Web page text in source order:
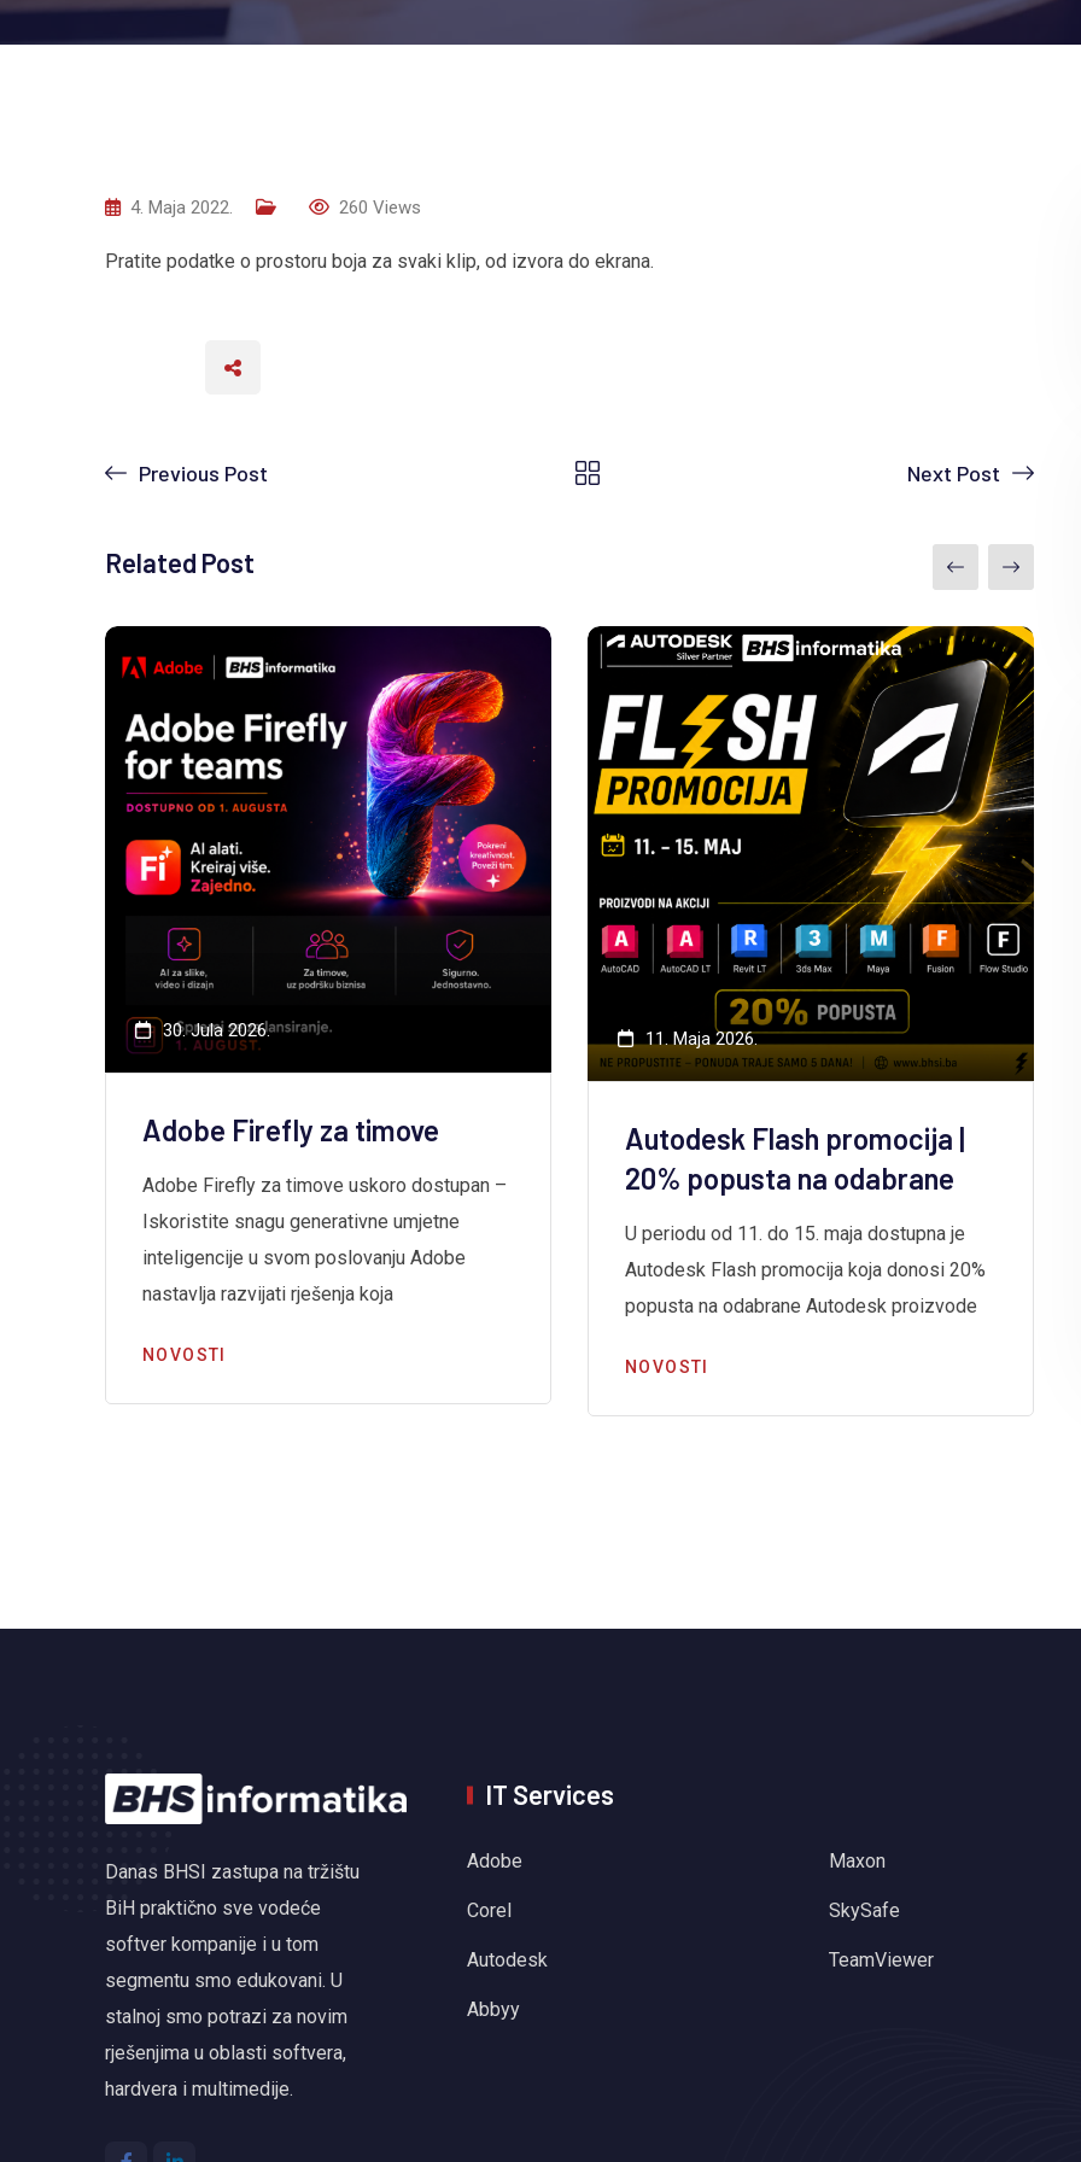
4. Maja 2022. 260 Views
Pratite podatke o prostoru boja za svaki klip, od izvora do ekrana.
Previous Post Next Post
Related Post
30. Jula 2026.
Adobe Firefly za timove
Adobe Firefly za timove uskoro dostupan –
Iskoristite snagu generativne umjetne
inteligencije u svom poslovanju Adobe
nastavlja razvijati rješenja koja
NOVOSTI
11. Maja 2026.
Autodesk Flash promocija |
20% popusta na odabrane
U periodu od 11. do 15. maja dostupna je
Autodesk Flash promocija koja donosi 20%
popusta na odabrane Autodesk proizvode
NOVOSTI
Danas BHSI zastupa na tržištu
BiH praktično sve vodeće
softver kompanije i u tom
segmentu smo edukovani. U
stalnoj smo potrazi za novim
rješenjima u oblasti softvera,
hardvera i multimedije.
IT Services
Adobe
Corel
Autodesk
Abbyy
Maxon
SkySafe
TeamViewer